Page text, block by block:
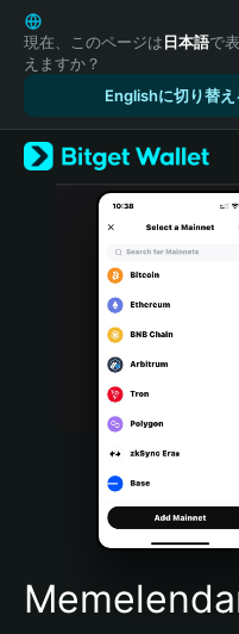
English
日本語
Tiếng Việt
Español (Latinoamérica)
Türkçe
Italiano
Português (Portugal)
Bahasa Indonesia
Português (Brasil)
Español (Argentina)
現在、このページは日本語で
えますか？
Englishに切り替え